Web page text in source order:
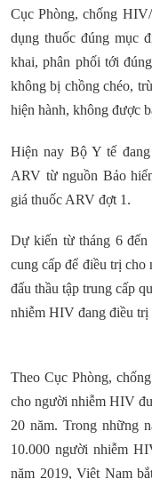
Cục Phòng, chống
dụng thuốc đúng mục
khai, phân phối tới
không bị chồng chéo,
hiện hành, không được
Hiện nay Bộ Y tế
ARV từ nguồn Bảo
giá thuốc ARV đợt 1.
Dự kiến từ tháng 6 đến
cung cấp để điều trị
đấu thầu tập trung cấp
nhiễm HIV đang điều trị
Theo Cục Phòng,
cho người nhiễm HIV
20 năm. Trong những
10.000 người nhiễm
năm 2019, Việt Nam